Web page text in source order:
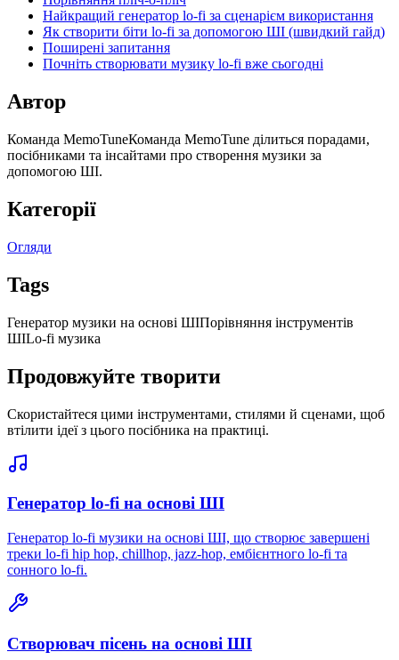
Найкращий генератор lo-fi за сценарієм використання
Як створити біти lo-fi за допомогою ШІ (швидкий гайд)
Поширені запитання
Почніть створювати музику lo-fi вже сьогодні
Автор
Команда MemoTuneКоманда MemoTune ділиться порадами,
посібниками та інсайтами про створення музики за
допомогою ШІ.
Категорії
Огляди
Tags
Генератор музики на основі ШІПорівняння інструментів
ШІLo-fi музика
Продовжуйте творити
Скористайтеся цими інструментами, стилями й сценами, щоб
втілити ідеї з цього посібника на практиці.
Генератор lo-fi на основі ШІ
Генератор lo-fi музики на основі ШІ, що створює завершені
треки lo-fi hip hop, chillhop, jazz-hop, ембієнтного lo-fi та
сонного lo-fi.
Створювач пісень на основі ШІ